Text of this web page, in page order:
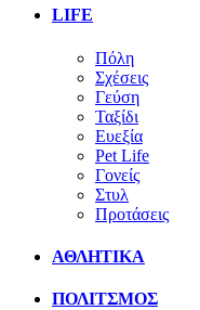
LIFE
Πόλη
Σχέσεις
Γεύση
Ταξίδι
Ευεξία
Pet Life
Γονείς
Στυλ
Προτάσεις
ΑΘΛΗΤΙΚΑ
ΠΟΛΙΤΣΜΟΣ